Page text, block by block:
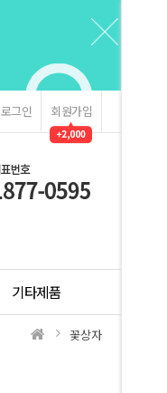
로그인 회원가입
기타제품
꽃상자